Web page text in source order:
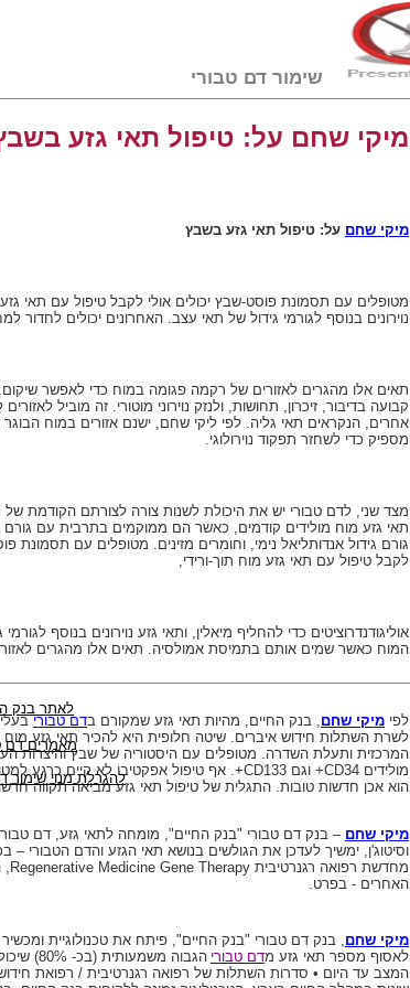
מיקי שחם על: טיפול תאי גזע
מיקי שחם על: טיפול תאי גזע בשבץ
מטופלים עם תסמונת פוסט-שבץ יכולים אולי לקבל טיפול עם תאי גזע
נוירונים בנוסף לגורמי גידול של תאי עצב. האחרונים יכולים
תאים אלו מהגרים לאזורים של רקמה פגומה במוח כדי לאפשר שיקום.
קבועה בדיבור, זיכרון, תחושות, ולנזק נוירוני מוטורי. זה מוביל
אחרים, הנקראים תאי גליה. לפי ליקי שחם, ישנם אזורים במוח
מספיק כדי לשחזר תפקוד נוירולוגי.
מצד שני, לדם טבורי יש את היכולת לשנות צורה לצורתם הקודמת של
תאי גזע מוח מולידים קודמים, כאשר הם ממוקמים בתרבית עם גורם
גורם גידול אנדותליאל נימי, וחומרים מזינים. מטופלים עם
לקבל טיפול עם תאי גזע מוח תוך-ורידי,
אוליגודנדרוציטים כדי להחליף מיאלין, ותאי גזע נוירונים בנוסף
המוח כאשר שמים אותם בתמיסת אמולסיה. תאים אלו מהגרים
לפי מיקי שחם בנק החיים, מהיות תאי גזע שמקורם בדם טבוריבעלי
לשרת השתלות חידוש איברים. שיטה חלופית היא להכיר תאי גזע מוח
המרכזית ותעלת השדרה. מטופלים עם היסטוריה של שבץ והיצרות
מולידים CD34+ וגם CD133+. אף טיפול אפקטיבי לא קיים כרגע
הוא אכן חדשות טובות. התגלית של טיפול תאי גזע מביאה תקווה
מיקי שחם – בנק דם טבורי "בנק החיים", מומחה לתאי גזע, דם
וסיטוג'ן, ימשיך לעדכן את הגולשים בנושא תאי הגזע והדם הטבורי
מחדשת רפואה רגנרטיבית Regenerative Medicine Gene Therapy
האחרים - בפרט.
מיקי שחם , בנק דם טבורי "בנק החיים", פיתח את טכנולוגיית
לאסוף מספר תאי גזע מדם טבורי
הגבוה
המצב עד היום • סדרות השתלות של רפואה רגנרטיבית / רפואת
לאתר בנק
מאמרים דם
להגרלת מנוי שימור